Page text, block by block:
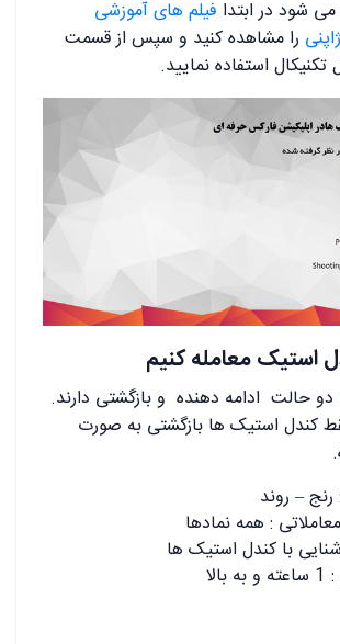
شود در ابتدا فیلم های آموزشی
را مشاهده کنید و سپس از قسمت
استفاده نمایید.
استیک معامله کنیم
حالت ادامه دهنده و بازگشتی دارند.
کندل استیک ها بازگشتی به صورت
رنج – روند
: همه نمادها
با کندل استیک ها